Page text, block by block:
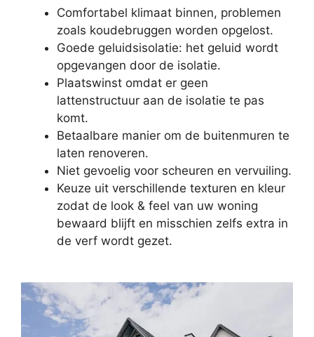
Comfortabel klimaat binnen, problemen
zoals koudebruggen worden opgelost.
Goede geluidsisolatie: het geluid wordt
opgevangen door de isolatie.
Plaatswinst omdat er geen
lattenstructuur aan de isolatie te pas
komt.
Betaalbare manier om de buitenmuren te
laten renoveren.
Niet gevoelig voor scheuren en vervuiling.
Keuze uit verschillende texturen en kleur
zodat de look & feel van uw woning
bewaard blijft en misschien zelfs extra in
de verf wordt gezet.